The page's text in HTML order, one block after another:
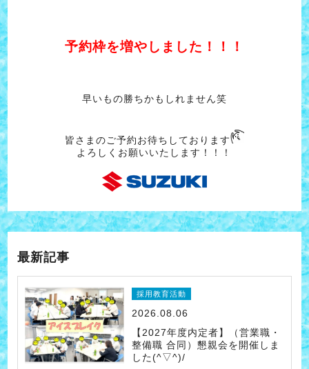
予約枠を増やしました！！！
早いもの勝ちかもしれません笑
皆さまのご予約お待ちしております
よろしくお願いいたします！！！
最新記事
採用教育活動
2026.08.06
【2027年度内定者】（営業職・
整備職 合同）懇親会を開催しま
した(^▽^)/